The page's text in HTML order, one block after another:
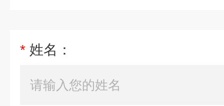
* 姓名：